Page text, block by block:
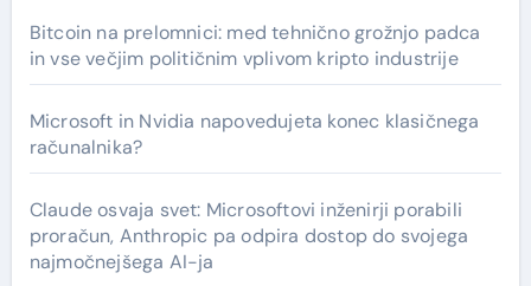
Bitcoin na prelomnici: med tehnično grožnjo padca
in vse večjim političnim vplivom kripto industrije
Microsoft in Nvidia napovedujeta konec klasičnega
računalnika?
Claude osvaja svet: Microsoftovi inženirji porabili
proračun, Anthropic pa odpira dostop do svojega
najmočnejšega AI-ja